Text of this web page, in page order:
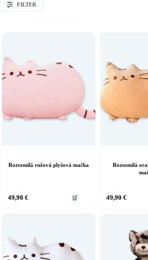
FILTER
Roztomilá ružová plyšová mačka
49,90 € 🛒
Roztomilá
49,90 €